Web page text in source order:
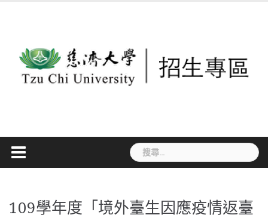
搜
尋
字:
109學年度「境外臺生因應疫情返臺